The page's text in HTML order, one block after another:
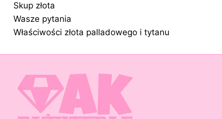
Skup złota
Wasze pytania
Właściwości złota palladowego i tytanu